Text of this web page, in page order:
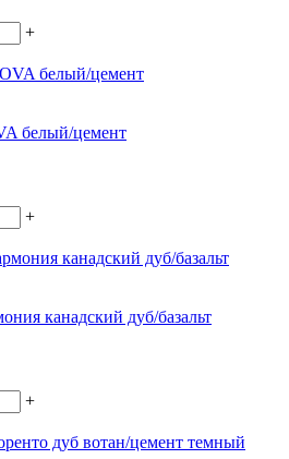
+
белый/цемент
+
канадский дуб/базальт
+